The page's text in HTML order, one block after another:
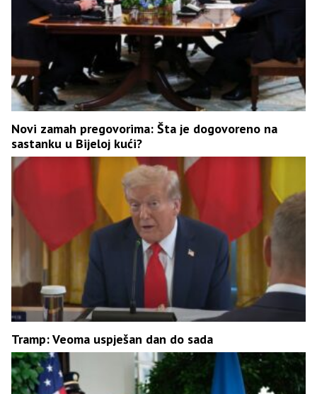
Novi zamah pregovorima: Šta je dogovoreno na
sastanku u Bijeloj kući?
Tramp: Veoma uspješan dan do sada